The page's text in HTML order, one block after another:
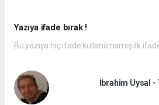
Yazıya ifade bırak !
Bu yazıya hiç ifade kullanılmamış ilk
İbrahim Uysal -